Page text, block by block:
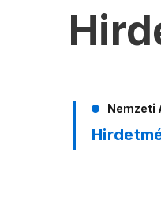
Nemzeti